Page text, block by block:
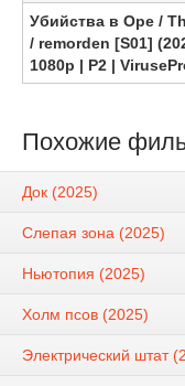
Убийства в Оре /
/ remorden [S01]
1080p | P2 |
Похожие
Док (2025)
Слепая зона (2025)
Ньютопия (2025)
Холм псов (2025)
Электрический штат